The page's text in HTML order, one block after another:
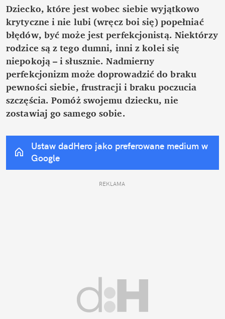
Dziecko, które jest wobec siebie wyjątkowo
krytyczne i nie lubi (wręcz boi się) popełniać
błędów, być może jest perfekcjonistą. Niektórzy
rodzice są z tego dumni, inni z kolei się
niepokoją – i słusznie. Nadmierny
perfekcjonizm może doprowadzić do braku
pewności siebie, frustracji i braku poczucia
szczęścia. Pomóż swojemu dziecku, nie
zostawiaj go samego sobie.
Ustaw dadHero jako preferowane medium w
Google
REKLAMA